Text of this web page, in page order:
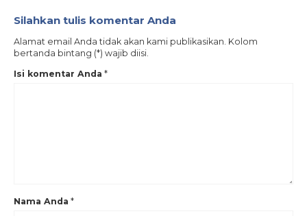
Silahkan tulis komentar Anda
Alamat email Anda tidak akan kami publikasikan. Kolom
bertanda bintang (*) wajib diisi.
Isi komentar Anda *
Nama Anda *